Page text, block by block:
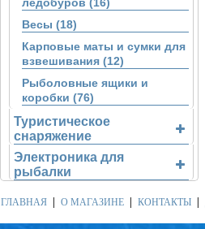
Весы (18)
Карповые маты и сумки для
взвешивания (12)
Рыболовные ящики и
коробки (76)
Туристическое
снаряжение
Электроника для
рыбалки
ГЛАВНАЯ О МАГАЗИНЕ КОНТАКТЫ